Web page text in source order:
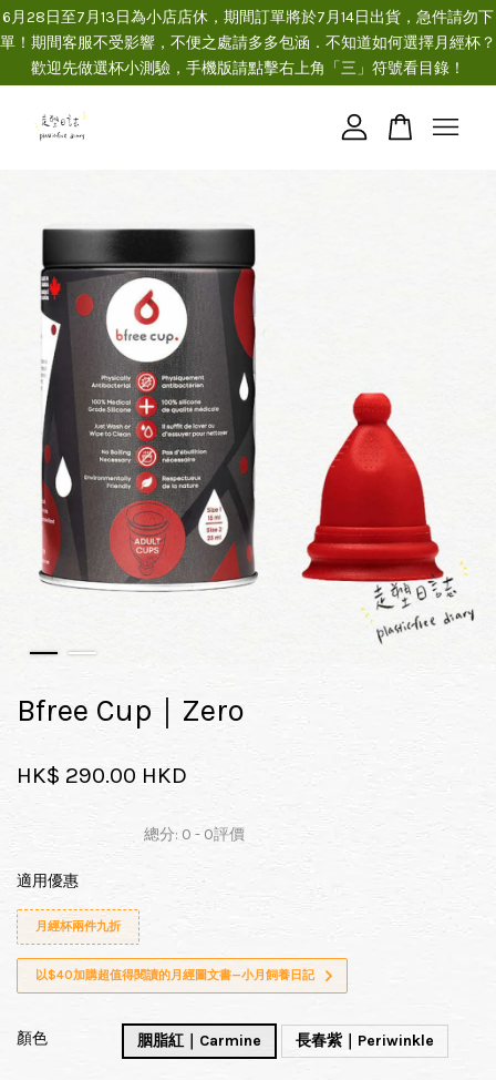
6月28日至7月13日為小店店休，期間訂單將於7月14日出貨，急件請勿下
單！期間客服不受影響，不便之處請多多包涵．不知道如何選擇月經杯？
歡迎先做選杯小測驗，手機版請點擊右上角「三」符號看目錄！
Bfree Cup｜Zero
HK$ 290.00 HKD
總分: 0 - 0評價
適用優惠
月經杯兩件九折
以$40加購超值得閱讀的月經圖文書—小月飼養日記
顏色 胭脂紅｜Carmine 長春紫｜Periwinkle
您的購物車目前還是空的。